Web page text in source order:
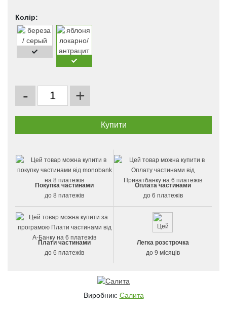
Колір:
- +
Покупка частинами
до 8 платежів
Оплата частинами
до 6 платежів
Плати частинами
до 6 платежів
Легка розстрочка
до 9 місяців
Виробник: Салита